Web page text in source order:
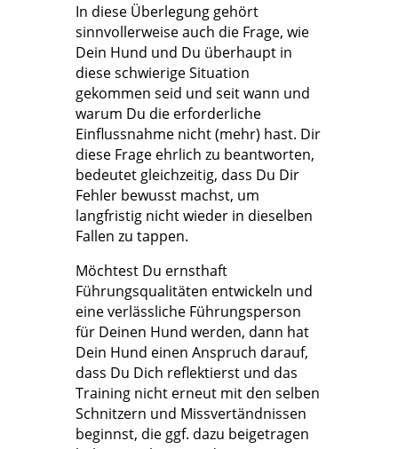
In diese Überlegung gehört
sinnvollerweise auch die Frage, wie
Dein Hund und Du überhaupt in
diese schwierige Situation
gekommen seid und seit wann und
warum Du die erforderliche
Einflussnahme nicht (mehr) hast. Dir
diese Frage ehrlich zu beantworten,
bedeutet gleichzeitig, dass Du Dir
Fehler bewusst machst, um
langfristig nicht wieder in dieselben
Fallen zu tappen.
Möchtest Du ernsthaft
Führungsqualitäten entwickeln und
eine verlässliche Führungsperson
für Deinen Hund werden, dann hat
Dein Hund einen Anspruch darauf,
dass Du Dich reflektierst und das
Training nicht erneut mit den selben
Schnitzern und Missvertändnissen
beginnst, die ggf. dazu beigetragen